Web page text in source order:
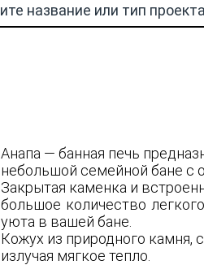
Анапа — банная печь
небольшой семейной бане с
Закрытая каменка и
большое количество
уюта в вашей бане.
Кожух из природного камня,
излучая мягкое тепло.